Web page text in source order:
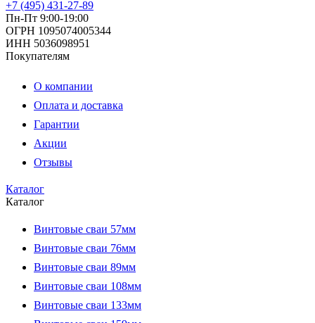
+7 (495) 431-27-89
Пн-Пт 9:00-19:00
ОГРН 1095074005344
ИНН 5036098951
Покупателям
О компании
Оплата и доставка
Гарантии
Акции
Отзывы
Каталог
Каталог
Винтовые сваи 57мм
Винтовые сваи 76мм
Винтовые сваи 89мм
Винтовые сваи 108мм
Винтовые сваи 133мм